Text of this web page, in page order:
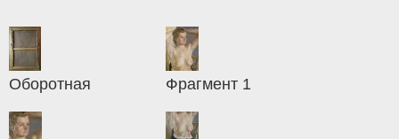
Оборотная Фрагмент 1